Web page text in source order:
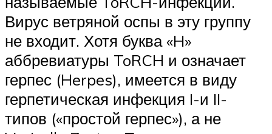
Вирус ветряной оспы в эту группу
не входит. Хотя буква «H»
аббревиатуры ToRCH и означает
герпес (Herpes), имеется в виду
герпетическая инфекция I-и II-
типов («простой герпес»), а не